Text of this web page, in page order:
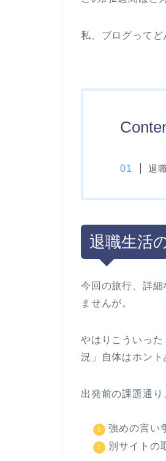
私、ブログって
退
退職生活
今回の旅行、詳
ませんが。
やはりこういっ
況」自体はホン
出発前の課題通り
強めの言い
別サイトの